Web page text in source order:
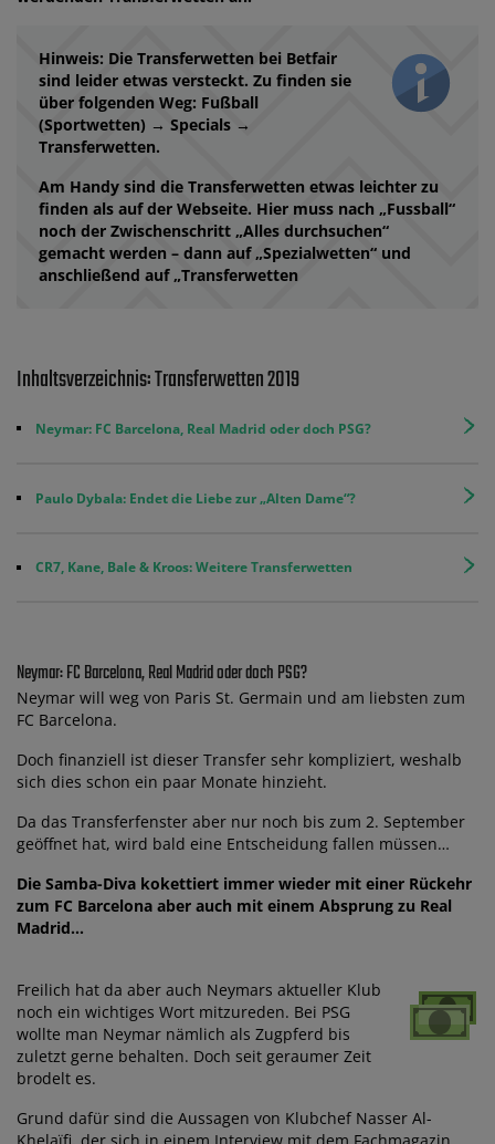
Hinweis: Die Transferwetten bei Betfair
sind leider etwas versteckt. Zu finden sie
über folgenden Weg: Fußball
(Sportwetten) → Specials →
Transferwetten.
Am Handy sind die Transferwetten etwas leichter zu
finden als auf der Webseite. Hier muss nach „Fussball“
noch der Zwischenschritt „Alles durchsuchen“
gemacht werden – dann auf „Spezialwetten“ und
anschließend auf „Transferwetten
Inhaltsverzeichnis: Transferwetten 2019
Neymar: FC Barcelona, Real Madrid oder doch PSG?
Paulo Dybala: Endet die Liebe zur „Alten Dame“?
CR7, Kane, Bale & Kroos: Weitere Transferwetten
Neymar: FC Barcelona, Real Madrid oder doch PSG?
Neymar will weg von Paris St. Germain und am liebsten zum
FC Barcelona.
Doch finanziell ist dieser Transfer sehr kompliziert, weshalb
sich dies schon ein paar Monate hinzieht.
Da das Transferfenster aber nur noch bis zum 2. September
geöffnet hat, wird bald eine Entscheidung fallen müssen…
Die Samba-Diva kokettiert immer wieder mit einer Rückehr
zum FC Barcelona aber auch mit einem Absprung zu Real
Madrid…
Freilich hat da aber auch Neymars aktueller Klub
noch ein wichtiges Wort mitzureden. Bei PSG
wollte man Neymar nämlich als Zugpferd bis
zuletzt gerne behalten. Doch seit geraumer Zeit
brodelt es.
Grund dafür sind die Aussagen von Klubchef Nasser Al-